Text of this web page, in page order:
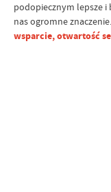
podopiecznym lepsze i
nas ogromne znaczenie.
wsparcie, otwartość